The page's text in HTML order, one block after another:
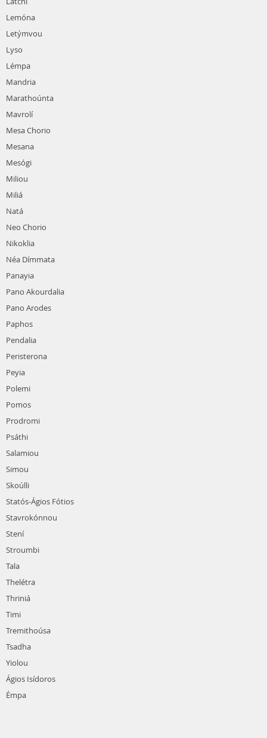
Lemóna
Letýmvou
Lyso
Lémpa
Mandria
Marathoúnta
Mavrolí
Mesa Chorio
Mesana
Mesógi
Miliou
Miliá
Natá
Neo Chorio
Nikoklia
Néa Dímmata
Panayia
Pano Akourdalia
Pano Arodes
Paphos
Pendalia
Peristerona
Peyia
Polemi
Pomos
Prodromi
Psáthi
Salamiou
Simou
Skoúlli
Statós-Ágios Fótios
Stavrokónnou
Stení
Stroumbi
Tala
Thelétra
Thriniá
Timi
Tremithoúsa
Tsadha
Yiolou
Ágios Isídoros
Émpa